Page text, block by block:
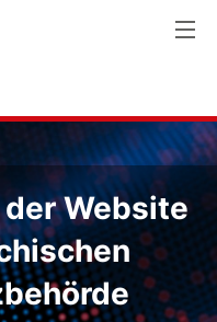
Website